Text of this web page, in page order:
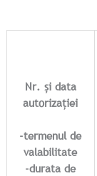
Nr. și data
autorizației
-termenul de
valabilitate
-durata de